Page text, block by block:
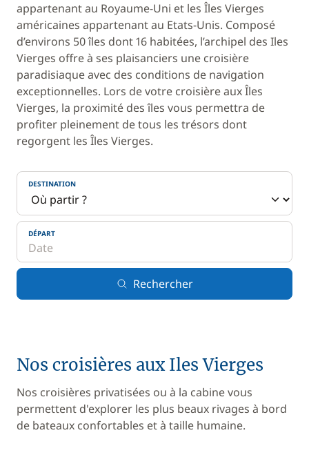
appartenant au Royaume-Uni et les Îles Vierges
américaines appartenant au Etats-Unis. Composé
d’environs 50 îles dont 16 habitées, l’archipel des Iles
Vierges offre à ses plaisanciers une croisière
paradisiaque avec des conditions de navigation
exceptionnelles. Lors de votre croisière aux Îles
Vierges, la proximité des îles vous permettra de
profiter pleinement de tous les trésors dont
regorgent les Îles Vierges.
DESTINATION
DÉPART
Rechercher
Nos croisières aux Iles Vierges
Nos croisières privatisées ou à la cabine vous
permettent d'explorer les plus beaux rivages à bord
de bateaux confortables et à taille humaine.